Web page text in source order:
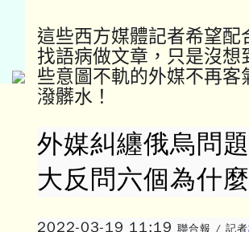
這些西方媒體記者希望
找語病做文章，只是沒
些意圖不軌的外媒不再
潑髒水！
外媒糾纏俄烏問
大反問六個為什麼
2022-03-19 11:19 聯合報 / 記者